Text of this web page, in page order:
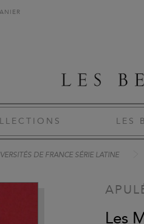
LES
DE FRANCE SÉRIE LATINE
Les